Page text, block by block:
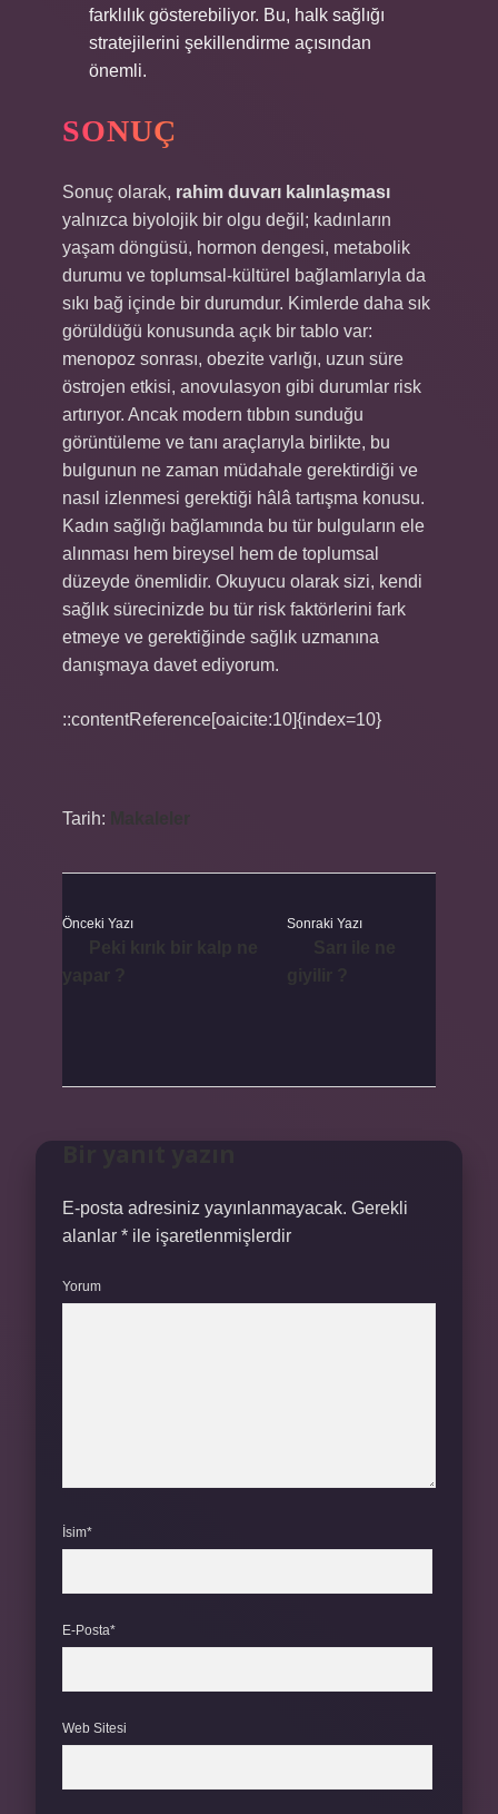
farklılık gösterebiliyor. Bu, halk sağlığı
stratejilerini şekillendirme açısından
önemli.
SONUÇ
Sonuç olarak, rahim duvarı kalınlaşması
yalnızca biyolojik bir olgu değil; kadınların
yaşam döngüsü, hormon dengesi, metabolik
durumu ve toplumsal‑kültürel bağlamlarıyla da
sıkı bağ içinde bir durumdur. Kimlerde daha sık
görüldüğü konusunda açık bir tablo var:
menopoz sonrası, obezite varlığı, uzun süre
östrojen etkisi, anovulasyon gibi durumlar risk
artırıyor. Ancak modern tıbbın sunduğu
görüntüleme ve tanı araçlarıyla birlikte, bu
bulgunun ne zaman müdahale gerektirdiği ve
nasıl izlenmesi gerektiği hâlâ tartışma konusu.
Kadın sağlığı bağlamında bu tür bulguların ele
alınması hem bireysel hem de toplumsal
düzeyde önemlidir. Oku­yucu olarak sizi, kendi
sağlık sürecinizde bu tür risk faktörlerini fark
etmeye ve gerektiğinde sağlık uzmanına
danışmaya davet ediyorum.
::contentReference[oaicite:10]{index=10}
Tarih:
Önceki Yazı Sonraki Yazı
E-posta adresiniz yayınlanmayacak. Gerekli
alanlar * ile işaretlenmişlerdir
Yorum
İsim*
E-Posta*
Web Sitesi